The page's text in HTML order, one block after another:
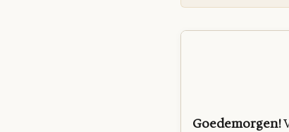
Goedemorgen!